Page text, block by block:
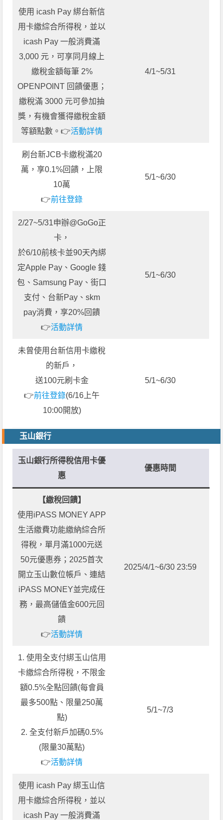
使用 icash Pay 綁台新信
用卡繳綜合所得稅，並以
icash Pay 一般消費滿
3,000 元，可享同月線上
繳稅金額每筆 2%
OPENPOINT 回饋優惠；
繳稅滿 3000 元可參加抽
獎，有機會獲得繳稅金額
等額點數。👉活動詳情
4/1~5/31
刷台新JCB卡繳稅滿20
萬，享0.1%回饋，上限
10萬
👉前往登錄
5/1~6/30
2/27~5/31申辦@GoGo正
卡，
於6/10前核卡並90天內綁
定Apple Pay、Google 錢
包、Samsung Pay、街口
支付、台新Pay、skm
pay消費，享20%回饋
👉活動詳情
5/1~6/30
未曾使用台新信用卡繳稅
的新戶，
送100元刷卡金
👉前往登錄(6/16上午
10:00開放)
5/1~6/30
玉山銀行
玉山銀行所得稅信用卡優
惠
優惠時間
【繳稅回饋】
使用iPASS MONEY APP
生活繳費功能繳納綜合所
得稅，單月滿1000元送
50元優惠券；2025首次
開立玉山數位帳戶、連結
iPASS MONEY並完成任
務，最高儲值金600元回
饋
👉活動詳情
2025/4/1~6/30 23:59
1. 使用全支付綁玉山信用
卡繳綜合所得稅，不限金
額0.5%全點回饋(每會員
最多500點、限量250萬
點)
2. 全支付新戶加碼0.5%
(限量30萬點)
👉活動詳情
5/1~7/3
使用 icash Pay 綁玉山信
用卡繳綜合所得稅，並以
icash Pay 一般消費滿